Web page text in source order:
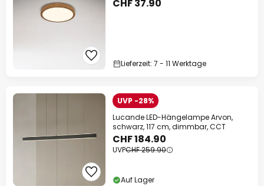
CHF 37.90
Lieferzeit: 7 - 11 Werktage
UVP -28%
Lucande LED-Hängelampe Arvon,
schwarz, 117 cm, dimmbar, CCT
CHF 184.90
UVPCHF 259.90
Auf Lager